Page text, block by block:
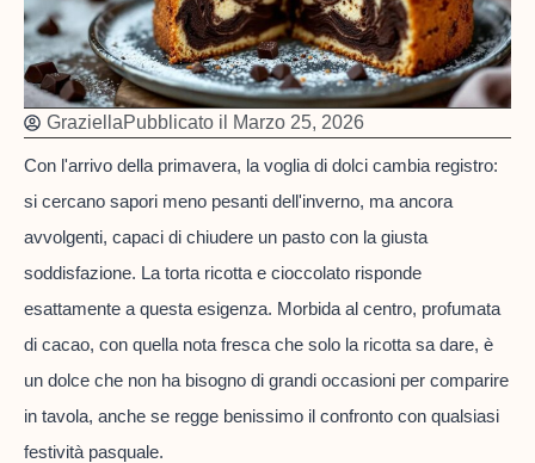
GraziellaPubblicato il Marzo 25, 2026
Con l'arrivo della primavera, la voglia di dolci cambia registro:
si cercano sapori meno pesanti dell'inverno, ma ancora
avvolgenti, capaci di chiudere un pasto con la giusta
soddisfazione. La torta ricotta e cioccolato risponde
esattamente a questa esigenza. Morbida al centro, profumata
di cacao, con quella nota fresca che solo la ricotta sa dare, è
un dolce che non ha bisogno di grandi occasioni per comparire
in tavola, anche se regge benissimo il confronto con qualsiasi
festività pasquale.